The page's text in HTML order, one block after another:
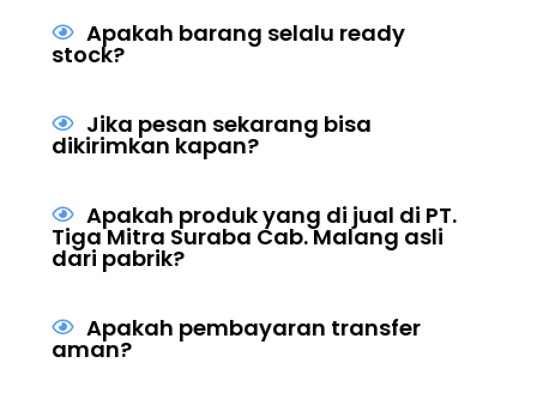
Apakah barang selalu ready
stock?
Jika pesan sekarang bisa
dikirimkan kapan?
Apakah produk yang di jual di PT.
Tiga Mitra Suraba Cab. Malang asli
dari pabrik?
Apakah pembayaran transfer
aman?